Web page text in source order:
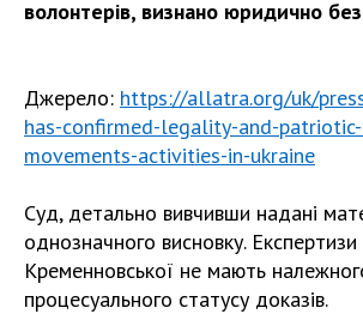
волонтерів, визнано юридично
Джерело: https://allatra.org/uk/
has-confirmed-legality-and-
movements-activities-in-ukraine
Суд, детально вивчивши надані
однозначного висновку. Експертизи
Кременновської не мають
процесуального статусу доказів.